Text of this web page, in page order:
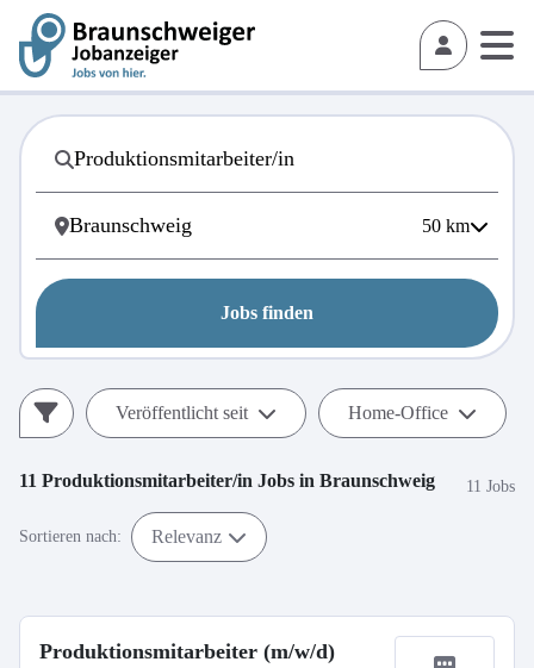
50 km
Jobs finden
Veröffentlicht seit Home-Office
11 Produktionsmitarbeiter/in Jobs in Braunschweig 11 Jobs
Sortieren nach: Relevanz
Produktionsmitarbeiter (m/w/d)